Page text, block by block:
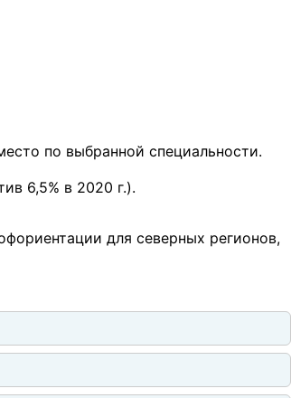
по выбранной специальности.
6,5% в 2020 г.).
для северных регионов,